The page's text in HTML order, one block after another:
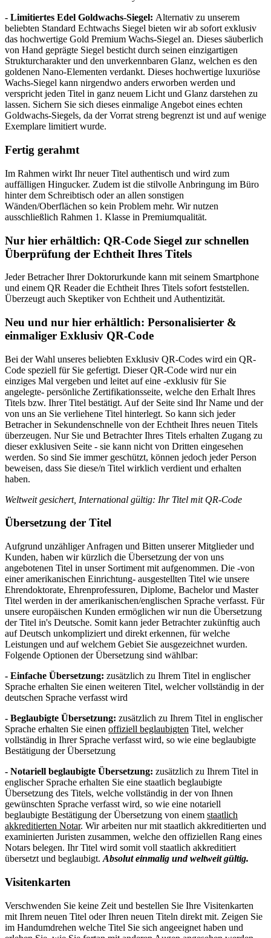
- Limitiertes Edel Goldwachs-Siegel: Alternativ zu unserem
beliebten Standard Echtwachs Siegel bieten wir ab sofort exklusiv
das hochwertige Gold Premium Wachs-Siegel an. Dieses säuberlich
von Hand geprägte Siegel besticht durch seinen einzigartigen
Strukturcharakter und den unverkennbaren Glanz, welchen es den
goldenen Nano-Elementen verdankt. Dieses hochwertige luxuriöse
Wachs-Siegel kann nirgendwo anders erworben werden und
verspricht jeden Titel in ganz neuem Licht und Glanz darstehen zu
lassen. Sichern Sie sich dieses einmalige Angebot eines echten
Goldwachs-Siegels, da der Vorrat streng begrenzt ist und auf wenige
Exemplare limitiert wurde.
Fertig gerahmt
Im Rahmen wirkt Ihr neuer Titel authentisch und wird zum
auffälligen Hingucker. Zudem ist die stilvolle Anbringung im Büro
hinter dem Schreibtisch oder an allen sonstigen
Wänden/Oberflächen so kein Problem mehr. Wir nutzen
ausschließlich Rahmen 1. Klasse in Premiumqualität.
Nur hier erhältlich: QR-Code Siegel zur schnellen
Überprüfung der Echtheit Ihres Titels
Jeder Betracher Ihrer Doktorurkunde kann mit seinem Smartphone
und einem QR Reader die Echtheit Ihres Titels sofort feststellen.
Überzeugt auch Skeptiker von Echtheit und Authentizität.
Neu und nur hier erhältlich: Personalisierter &
einmaliger Exklusiv QR-Code
Bei der Wahl unseres beliebten Exklusiv QR-Codes wird ein QR-
Code speziell für Sie gefertigt. Dieser QR-Code wird nur ein
einziges Mal vergeben und leitet auf eine -exklusiv für Sie
angelegte- persönliche Zertifikationsseite, welche den Erhalt Ihres
Titels bzw. Ihrer Titel bestätigt. Auf der Seite sind Ihr Name und der
von uns an Sie verliehene Titel hinterlegt. So kann sich jeder
Betracher in Sekundenschnelle von der Echtheit Ihres neuen Titels
überzeugen. Nur Sie und Betrachter Ihres Titels erhalten Zugang zu
dieser exklusiven Seite - sie kann nicht von Dritten eingesehen
werden. So sind Sie immer geschützt, können jedoch jeder Person
beweisen, dass Sie diese/n Titel wirklich verdient und erhalten
haben.
Weltweit gesichert, International gültig: Ihr Titel mit QR-Code
Übersetzung der Titel
Aufgrund unzähliger Anfragen und Bitten unserer Mitglieder und
Kunden, haben wir kürzlich die Übersetzung der von uns
angebotenen Titel in unser Sortiment mit aufgenommen. Die -von
einer amerikanischen Einrichtung- ausgestellten Titel wie unsere
Ehrendoktorate, Ehrenprofessuren, Diplome, Bachelor und Master
Titel werden in der amerikanischen/englischen Sprache verfasst. Für
unsere europäischen Kunden ermöglichen wir nun die Übersetzung
der Titel in's Deutsche. Somit kann jeder Betrachter zukünftig auch
auf Deutsch unkompliziert und direkt erkennen, für welche
Leistungen und auf welchem Gebiet Sie ausgezeichnet wurden.
Folgende Optionen der Übersetzung sind wählbar:
- Einfache Übersetzung: zusätzlich zu Ihrem Titel in englischer
Sprache erhalten Sie einen weiteren Titel, welcher vollständig in der
deutschen Sprache verfasst wird
- Beglaubigte Übersetzung: zusätzlich zu Ihrem Titel in englischer
Sprache erhalten Sie einen offiziell beglaubigten Titel, welcher
vollständig in Ihrer Sprache verfasst wird, so wie eine beglaubigte
Bestätigung der Übersetzung
- Notariell beglaubigte Übersetzung: zusätzlich zu Ihrem Titel in
englischer Sprache erhalten Sie eine staatlich beglaubigte
Übersetzung des Titels, welche vollständig in der von Ihnen
gewünschten Sprache verfasst wird, so wie eine notariell
beglaubigte Bestätigung der Übersetzung von einem staatlich
akkreditierten Notar. Wir arbeiten nur mit staatlich akkreditierten und
examinierten Juristen zusammen, welche den offiziellen Rang eines
Notars belegen. Ihr Titel wird somit voll staatlich akkreditiert
übersetzt und beglaubigt. Absolut einmalig und weltweit gültig.
Visitenkarten
Verschwenden Sie keine Zeit und bestellen Sie Ihre Visitenkarten
mit Ihrem neuen Titel oder Ihren neuen Titeln direkt mit. Zeigen Sie
im Handumdrehen welche Titel Sie sich angeeignet haben und